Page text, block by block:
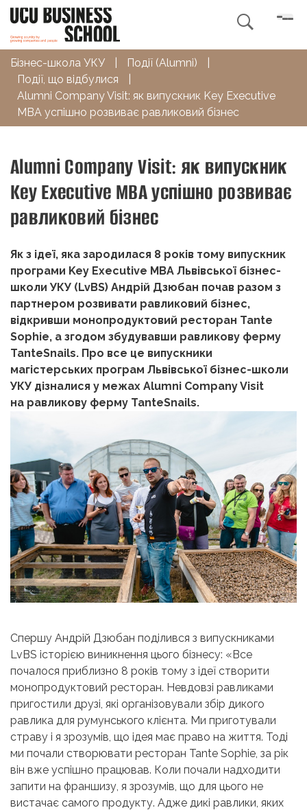

Бізнес-школа УКУ Події (Alumni)
Події, що відбулися
Alumni Company Visit: як випускник Key Executive
MBA успішно розвиває равликовий бізнес
Alumni Company Visit: як випускник
Key Executive MBA успішно розвиває
равликовий бізнес
Як з ідеї, яка зародилася 8 років тому випускник
програми Key Executive MBA Львівської бізнес-
школи УКУ (LvBS) Андрій Дзюбан почав разом з
партнером розвивати равликовий бізнес,
відкривши монопродуктовий ресторан Tante
Sophie, а згодом збудувавши равликову ферму
TanteSnails. Про все це випускники
магістерських програм Львівської бізнес-школи
УКУ дізналися у межах Alumni Company Visit
на равликову ферму TanteSnails.
Спершу Андрій Дзюбан поділився з випускниками
LvBS історією виникнення цього бізнесу: «Все
почалося приблизно 8 років тому з ідеї створити
монопродуктовий ресторан. Невдовзі равликами
пригостили друзі, які організовували збір дикого
равлика для румунського клієнта. Ми приготували
страву і я зрозумів, що ідея має право на життя. Тоді
ми почали створювати ресторан Tante Sophie, за рік
він вже успішно працював. Коли почали надходити
запити на франшизу, я зрозумів, що для цього не
вистачає самого продукту. Адже дикі равлики, яких